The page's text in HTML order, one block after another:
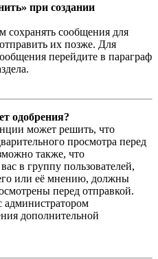
при создании
сохранять сообщения для
их позже. Для
перейдите в параграф
одобрения?
может решить, что
просмотра перед
также, что
в группу пользователей,
или её мнению, должны
перед отправкой.
администратором
дополнительной